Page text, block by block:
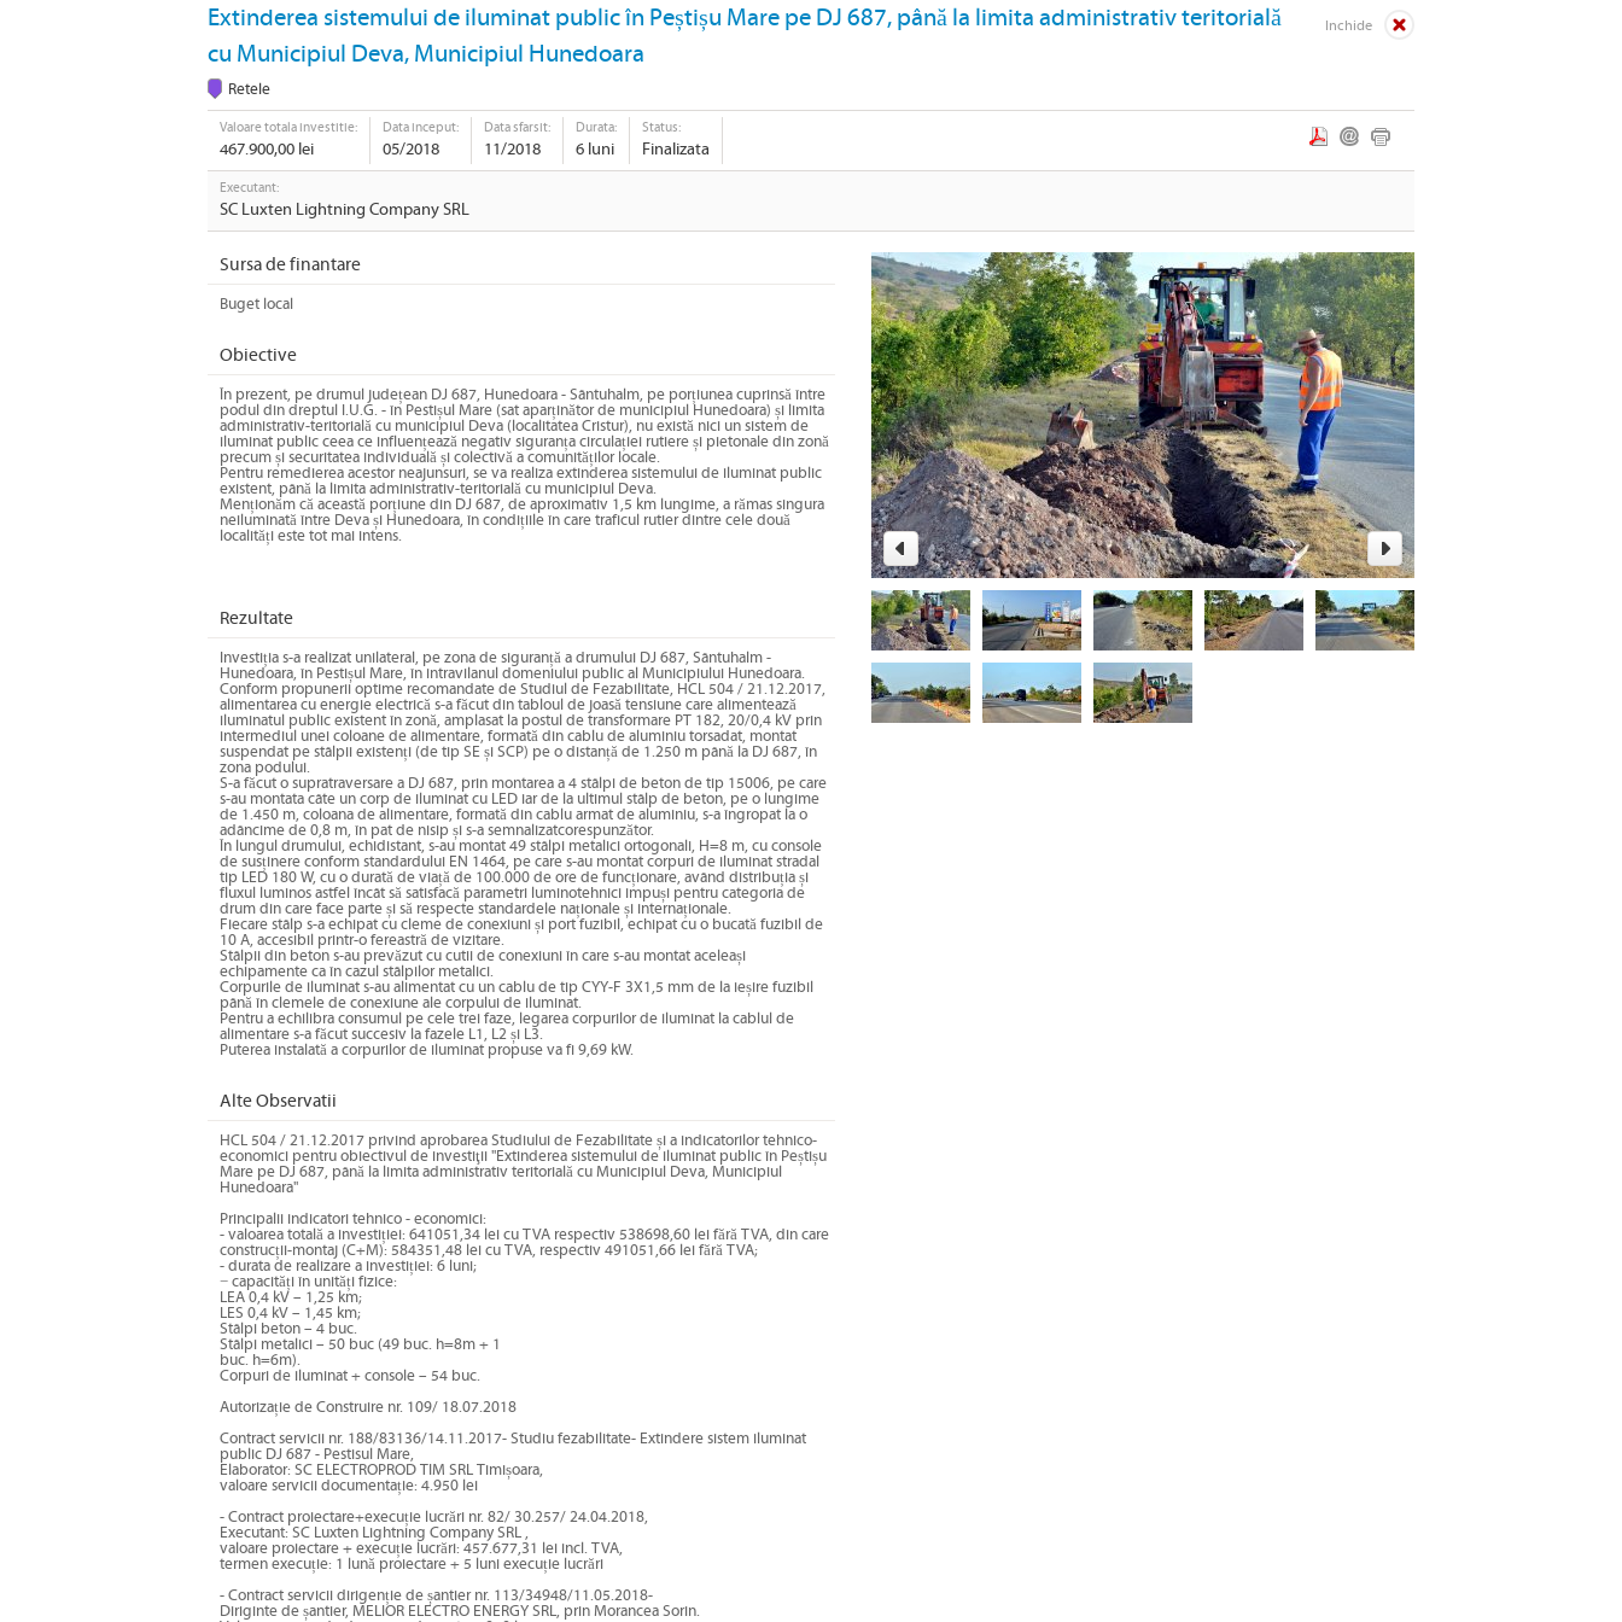
Inchide
Extinderea sistemului de iluminat public în Peștișu Mare pe DJ 687, până la limita administrativ teritorială
cu Municipiul Deva, Municipiul Hunedoara
Retele
Valoare totala investitie:
467.900,00 lei
Data inceput:
05/2018
Data sfarsit:
11/2018
Durata:
6 luni
Status:
Finalizata
Executant:
SC Luxten Lightning Company SRL
Sursa de finantare
Buget local
Obiective
În prezent, pe drumul județean DJ 687, Hunedoara - Sântuhalm, pe porțiunea cuprinsă între
podul din dreptul I.U.G. - în Pestișul Mare (sat aparținător de municipiul Hunedoara) și limita
administrativ-teritorială cu municipiul Deva (localitatea Cristur), nu există nici un sistem de
iluminat public ceea ce influențează negativ siguranța circulației rutiere și pietonale din zonă
precum și securitatea individuală și colectivă a comunităților locale.
Pentru remedierea acestor neajunsuri, se va realiza extinderea sistemului de iluminat public
existent, până la limita administrativ-teritorială cu municipiul Deva.
Menționăm că această porțiune din DJ 687, de aproximativ 1,5 km lungime, a rămas singura
neiluminată între Deva și Hunedoara, în condițiile în care traficul rutier dintre cele două
localități este tot mai intens.
Rezultate
Investiția s-a realizat unilateral, pe zona de siguranță a drumului DJ 687, Sântuhalm -
Hunedoara, în Pestișul Mare, în intravilanul domeniului public al Municipiului Hunedoara.
Conform propunerii optime recomandate de Studiul de Fezabilitate, HCL 504 / 21.12.2017,
alimentarea cu energie electrică s-a făcut din tabloul de joasă tensiune care alimentează
iluminatul public existent în zonă, amplasat la postul de transformare PT 182, 20/0,4 kV prin
intermediul unei coloane de alimentare, formată din cablu de aluminiu torsadat, montat
suspendat pe stâlpii existenți (de tip SE și SCP) pe o distanță de 1.250 m până la DJ 687, în
zona podului.
S-a făcut o supratraversare a DJ 687, prin montarea a 4 stâlpi de beton de tip 15006, pe care
s-au montata câte un corp de iluminat cu LED iar de la ultimul stâlp de beton, pe o lungime
de 1.450 m, coloana de alimentare, formată din cablu armat de aluminiu, s-a îngropat la o
adâncime de 0,8 m, în pat de nisip și s-a semnalizatcorespunzător.
În lungul drumului, echidistant, s-au montat 49 stâlpi metalici ortogonali, H=8 m, cu console
de susținere conform standardului EN 1464, pe care s-au montat corpuri de iluminat stradal
tip LED 180 W, cu o durată de viață de 100.000 de ore de funcționare, având distribuția și
fluxul luminos astfel încât să satisfacă parametri luminotehnici impuși pentru categoria de
drum din care face parte și să respecte standardele naționale și internaționale.
Fiecare stâlp s-a echipat cu cleme de conexiuni și port fuzibil, echipat cu o bucată fuzibil de
10 A, accesibil printr-o fereastră de vizitare.
Stâlpii din beton s-au prevăzut cu cutii de conexiuni în care s-au montat aceleași
echipamente ca în cazul stâlpilor metalici.
Corpurile de iluminat s-au alimentat cu un cablu de tip CYY-F 3X1,5 mm de la ieșire fuzibil
până în clemele de conexiune ale corpului de iluminat.
Pentru a echilibra consumul pe cele trei faze, legarea corpurilor de iluminat la cablul de
alimentare s-a făcut succesiv la fazele L1, L2 și L3.
Puterea instalată a corpurilor de iluminat propuse va fi 9,69 kW.
Alte Observatii
HCL 504 / 21.12.2017 privind aprobarea Studiului de Fezabilitate și a indicatorilor tehnico-
economici pentru obiectivul de investiţii "Extinderea sistemului de iluminat public în Peștișu
Mare pe DJ 687, până la limita administrativ teritorială cu Municipiul Deva, Municipiul
Hunedoara"
Principalii indicatori tehnico - economici:
- valoarea totală a investiției: 641051,34 lei cu TVA respectiv 538698,60 lei fără TVA, din care
construcții-montaj (C+M): 584351,48 lei cu TVA, respectiv 491051,66 lei fără TVA;
- durata de realizare a investiției: 6 luni;
− capacități în unități fizice:
LEA 0,4 kV – 1,25 km;
LES 0,4 kV – 1,45 km;
Stâlpi beton – 4 buc.
Stâlpi metalici – 50 buc (49 buc. h=8m + 1
buc. h=6m).
Corpuri de iluminat + console – 54 buc.
Autorizație de Construire nr. 109/ 18.07.2018
Contract servicii nr. 188/83136/14.11.2017- Studiu fezabilitate- Extindere sistem iluminat
public DJ 687 - Pestisul Mare,
Elaborator: SC ELECTROPROD TIM SRL Timișoara,
valoare servicii documentație: 4.950 lei
- Contract proiectare+execuție lucrări nr. 82/ 30.257/ 24.04.2018,
Executant: SC Luxten Lightning Company SRL ,
valoare proiectare + execuție lucrări: 457.677,31 lei incl. TVA,
termen execuție: 1 lună proiectare + 5 luni execuție lucrări
- Contract servicii dirigenție de șantier nr. 113/34948/11.05.2018-
Diriginte de șantier, MELIOR ELECTRO ENERGY SRL, prin Morancea Sorin.